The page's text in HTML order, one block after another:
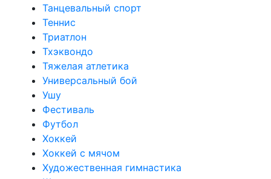
Танцевальный спорт
Теннис
Триатлон
Тхэквондо
Тяжелая атлетика
Универсальный бой
Ушу
Фестиваль
Футбол
Хоккей
Хоккей с мячом
Художественная гимнастика